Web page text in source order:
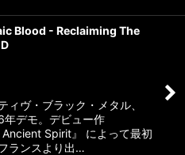
Blood - Reclaiming The
ィヴ・ブラック・メタル、
デモ。デビュー作
Ancient Spirit』 によって最初
ランスより出…